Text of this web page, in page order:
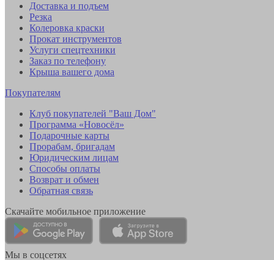
Доставка и подъем
Резка
Колеровка краски
Прокат инструментов
Услуги спецтехники
Заказ по телефону
Крыша вашего дома
Покупателям
Клуб покупателей "Ваш Дом"
Программа «Новосёл»
Подарочные карты
Прорабам, бригадам
Юридическим лицам
Способы оплаты
Возврат и обмен
Обратная связь
Скачайте мобильное приложение
Мы в соцсетях